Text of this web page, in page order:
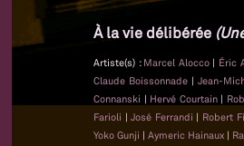
À la vie délibérée
Artiste(s) : Marcel Alocco | Éric
Claude Boissonnade | Jean-
Connanski | Hervé Courtain |
Farioli |José Ferrandi | Robert
Yoko Gunji |Aymeric Hainaux |